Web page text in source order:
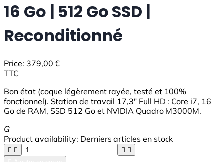
16 Go | 512 Go SSD |
Reconditionné
Price: 379,00 €
TTC
Bon état (coque légèrement rayée, testé et 100%
fonctionnel). Station de travail 17,3" Full HD : Core i7, 16
Go de RAM, SSD 512 Go et NVIDIA Quadro M3000M.

Product availability: Derniers articles en stock
   